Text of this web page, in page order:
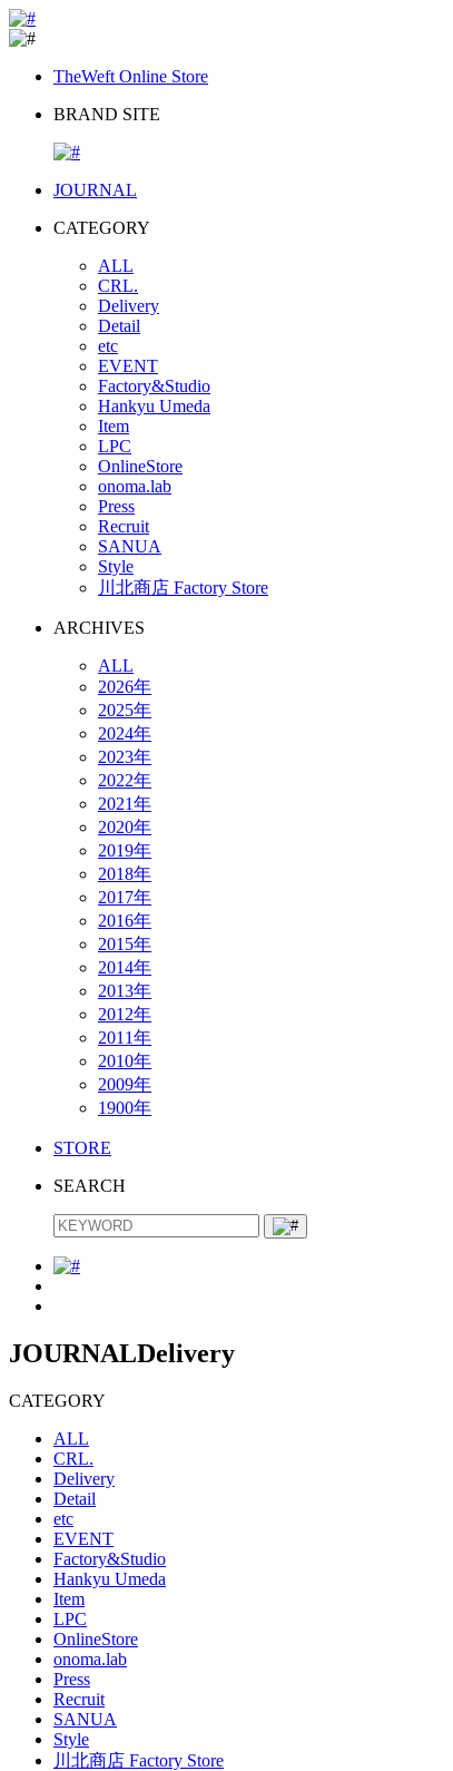
TheWeft Online Store
BRAND SITE
JOURNAL
CATEGORY
ALL
CRL.
Delivery
Detail
etc
EVENT
Factory&Studio
Hankyu Umeda
Item
LPC
OnlineStore
onoma.lab
Press
Recruit
SANUA
Style
川北商店 Factory Store
ARCHIVES
ALL
2026年
2025年
2024年
2023年
2022年
2021年
2020年
2019年
2018年
2017年
2016年
2015年
2014年
2013年
2012年
2011年
2010年
2009年
1900年
STORE
SEARCH
JOURNALDelivery
CATEGORY
ALL
CRL.
Delivery
Detail
etc
EVENT
Factory&Studio
Hankyu Umeda
Item
LPC
OnlineStore
onoma.lab
Press
Recruit
SANUA
Style
川北商店 Factory Store